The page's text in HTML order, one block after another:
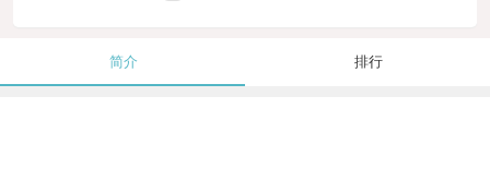
简介 排行